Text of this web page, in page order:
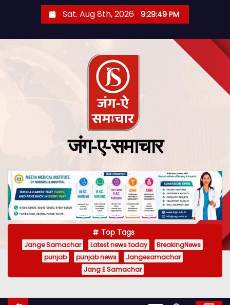
Sat. Aug 8th, 2026 9:29:50 PM
जंग-ए-समाचार
Top Tags
Jange Samachar Latest news today
BreakingNews
punjab
punjab news
Jangesamachar
Jang E Samachar